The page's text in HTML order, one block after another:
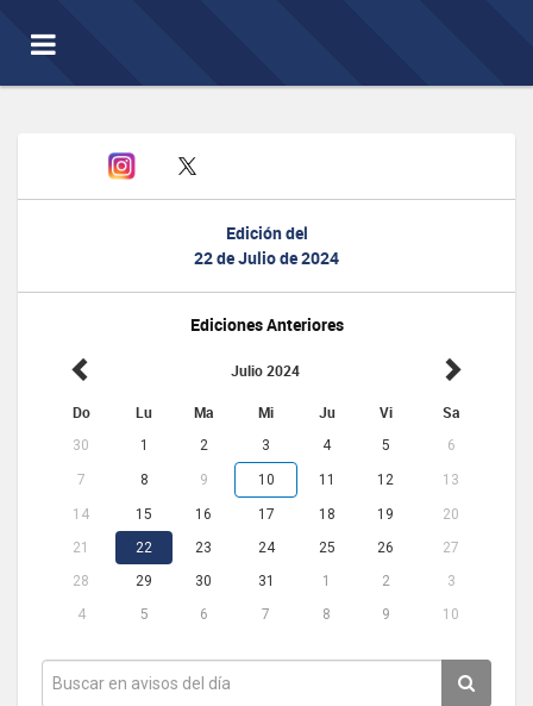
Toggle
navigation
Edición del
22 de Julio de 2024
Ediciones Anteriores
Julio 2024
Do Lu Ma Mi Ju Vi Sa
30 1 2 3 4 5 6
7 8 9 10 11 12 13
14 15 16 17 18 19
20
21
22 23 24 25 26
27
28
29 30 31 1 2
3
4
5 6 7 8 9 10